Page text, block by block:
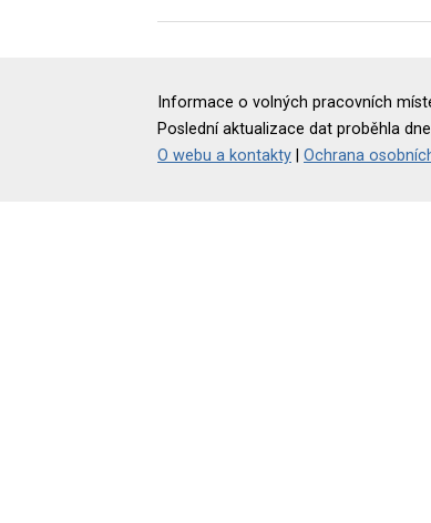
Informace o volných pracovních
Poslední aktualizace dat proběhla
O webu a kontakty
Ochrana